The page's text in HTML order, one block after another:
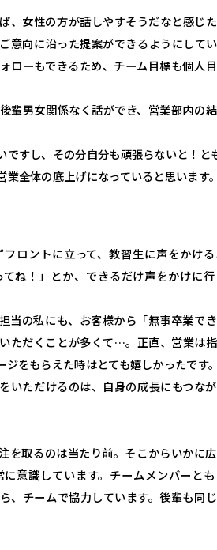
、女性の方が話しやすそうだなと感じ
意向に沿った提案ができるようにして
ローもできるため、チーム目標も個人
輩男女関係なく話ができ、営業部内の
すし、その分自分も頑張らないと！と
全体の底上げになっていると思います。
ロントに立って、教習生に声をかけ
ね！」とか、できるだけ声をかけに
当の私にも、お客様から「無事卒業で
ただくことが多くて…。正直、営業は
をもらえた時はとても嬉しかったです。
いただけるのは、自身の成長にもつな
を取るのは当たり前。そこからいかに
意識しています。チームメンバーと
、チームで協力しています。後輩も同